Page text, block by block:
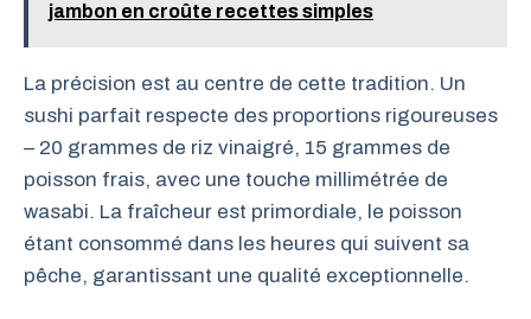
jambon en croûte recettes simples
La précision est au centre de cette tradition. Un
sushi parfait respecte des proportions rigoureuses
– 20 grammes de riz vinaigré, 15 grammes de
poisson frais, avec une touche millimétrée de
wasabi. La fraîcheur est primordiale, le poisson
étant consommé dans les heures qui suivent sa
pêche, garantissant une qualité exceptionnelle.